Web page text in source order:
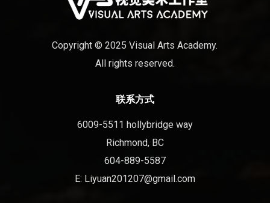
Copyright © 2025 Visual Arts Academy.
All rights reserved.
联系方式
6009-5511 hollybridge way
Richmond, BC
604-889-5587
E: Liyuan201207@gmail.com